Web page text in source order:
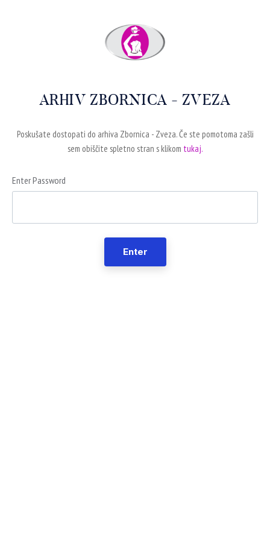
ARHIV ZBORNICA - ZVEZA
Poskušate dostopati do arhiva Zbornica - Zveza. Če ste pomotoma zašli
sem obiščite spletno stran s klikom tukaj.
Enter Password
Enter